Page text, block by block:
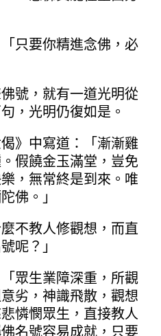
要你精進念佛，必
，就有一道光明從
，光明仍復如是。
中寫道：「漸漸雞
假饒金玉滿堂，豈免
，無常終是到來。唯
佛。」
教人修觀想，而直
呢？」
生業障深重，所觀
劣，神識飛散，觀想
憐憫眾生，直接教人
名號容易成就，只要